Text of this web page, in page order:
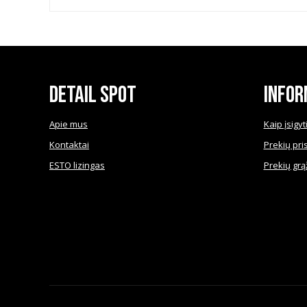
Detail Spot
Apie mus
Kontaktai
ESTO lizingas
Kaip įsigyti
Prekių
Prekių